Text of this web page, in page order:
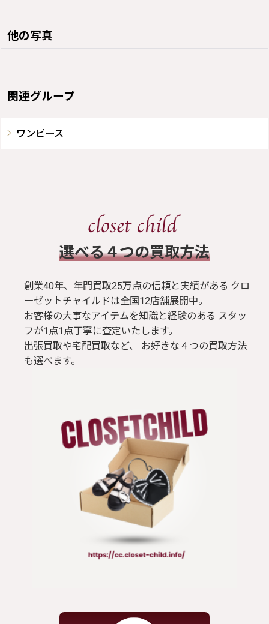
他の写真
関連グループ
ワンピース
​選べる４つの買取方法
創業40年、年間買取25万点の信頼と実績がある クロ
ーゼットチャイルドは全国12店舗展開中。
お客様の大事なアイテムを知識と経験のある スタッ
フが1点1点丁寧に査定いたします。
出張買取や宅配買取など、 お好きな４つの買取方法
も選べます。